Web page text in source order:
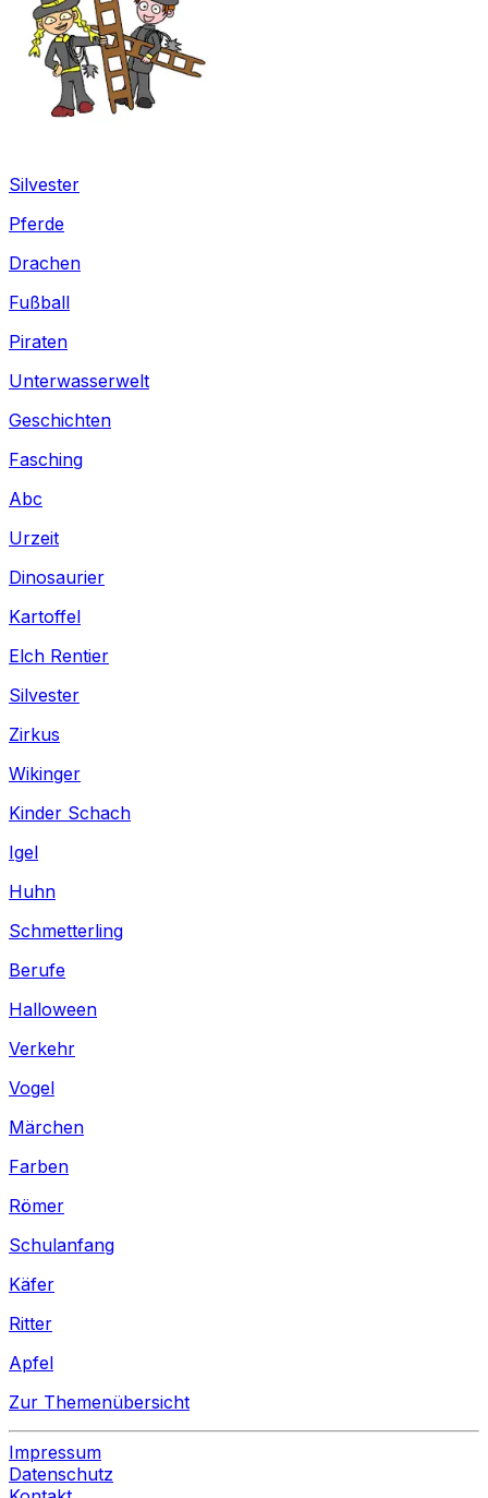
Silvester
Pferde
Drachen
Fußball
Piraten
Unterwasserwelt
Geschichten
Fasching
Abc
Urzeit
Dinosaurier
Kartoffel
Elch Rentier
Silvester
Zirkus
Wikinger
Kinder Schach
Igel
Huhn
Schmetterling
Berufe
Halloween
Verkehr
Vogel
Märchen
Farben
Römer
Schulanfang
Käfer
Ritter
Apfel
Zur Themenübersicht
Impressum
Datenschutz